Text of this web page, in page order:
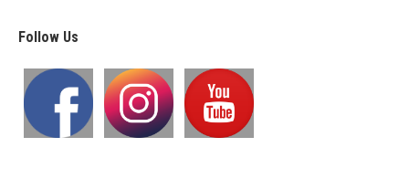
Follow Us